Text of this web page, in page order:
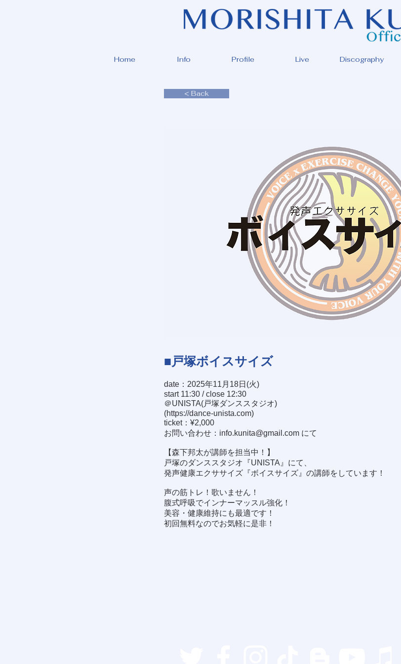
Home Info Profile Live Discography
< Back
■戸塚ボイスサイズ
date：2025年11月18日(火)
start 11:30 / close 12:30
＠UNISTA(戸塚ダンススタジオ)
(https://dance-unista.com)
ticket：¥2,000
お問い合わせ： info.kunita@gmail.com にて
【森下邦太が講師を担当中！】
戸塚のダンススタジオ『UNISTA』にて、
発声健康エクササイズ『ボイスサイズ』の講師をしています！
声の筋トレ！歌いません！
腹式呼吸でインナーマッスル強化！
美容・健康維持にも最適です！
初回無料なのでお気軽に是非！